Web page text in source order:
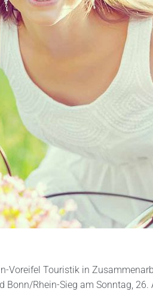
Voreifel Touristik in
Bonn/Rhein-Sieg am Sonntag, 26.